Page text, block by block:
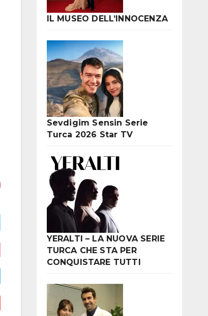
IL MUSEO DELL’INNOCENZA
Sevdigim Sensin Serie
Turca 2026 Star TV
YERALTI – LA NUOVA SERIE
TURCA CHE STA PER
CONQUISTARE TUTTI